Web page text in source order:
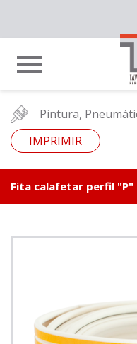
Pintura,
IMPRIMIR
Fita calafetar perfil "P"